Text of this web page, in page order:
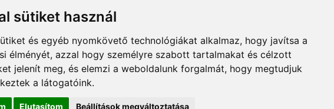
sütiket használ
és egyéb nyomkövető technológiákat alkalmaz, hogy javítsa a
élményét, azzal hogy személyre szabott tartalmakat és célzott
jelenít meg, és elemzi a weboldalunk forgalmát, hogy megtudjuk
a látogatóink.
Elutasítom Beállítások megváltoztatása